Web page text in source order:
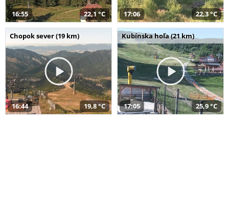
16:55 22,1 °C 17:06 22,3 °C
Chopok sever (19 km)
16:44 19,8 °C
Kubínska hoľa (21 km)
17:05 25,9 °C